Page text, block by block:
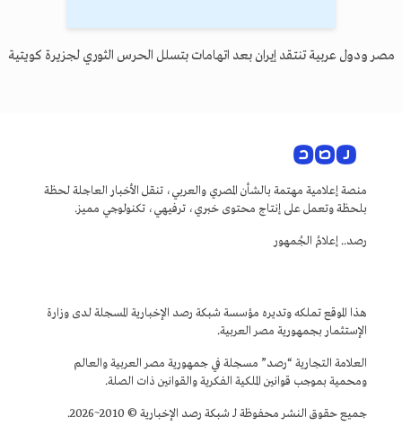
مصر ودول عربية تنتقد إيران بعد اتهامات بتسلل الحرس الثوري لجزيرة كويتية
منصة إعلامية مهتمة بالشأن المصري والعربي، تنقل الأخبار العاجلة لحظة
بلحظة وتعمل على إنتاج محتوى خبري، ترفيهي، تكنولوجي مميز.
رصد.. إعلامُ الجُمهور
هذا الموقع تملكه وتديره مؤسسة شبكة رصد الإخبارية المسجلة لدى وزارة
الإستثمار بجمهورية مصر العربية.
العلامة التجارية “رصد” مسجلة في جمهورية مصر العربية والعالم
ومحمية بموجب قوانين الملكية الفكرية والقوانين ذات الصلة.
جميع حقوق النشر محفوظة لـ شبكة رصد الإخبارية © 2010~2026.